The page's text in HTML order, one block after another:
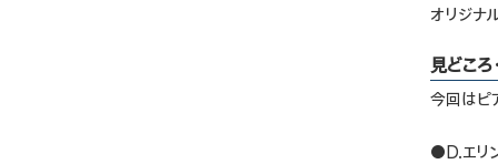
オリジナ
見どころ
今回はピ
●D.エリ